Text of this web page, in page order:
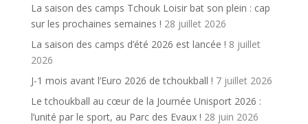
La saison des camps Tchouk Loisir bat son plein : cap
sur les prochaines semaines ! 28 juillet 2026
La saison des camps d’été 2026 est lancée ! 8 juillet
2026
J-1 mois avant l’Euro 2026 de tchoukball ! 7 juillet 2026
Le tchoukball au cœur de la Journée Unisport 2026 :
l’unité par le sport, au Parc des Evaux ! 28 juin 2026